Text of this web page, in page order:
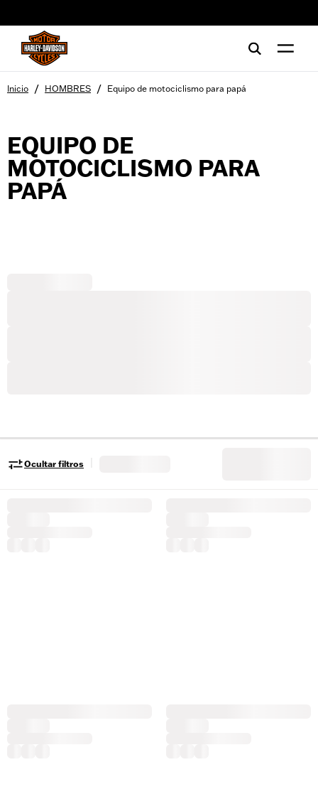
Inicio / HOMBRES / Equipo de motociclismo para papá
EQUIPO DE
MOTOCICLISMO PARA
PAPÁ
Ocultar filtros